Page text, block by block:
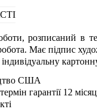
розписаний в
Має підпис
США
гарантії 12